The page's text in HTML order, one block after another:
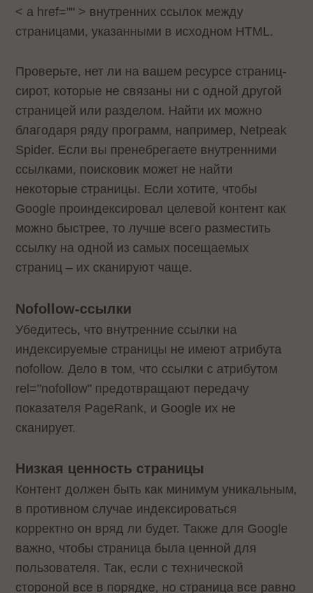
< a href="" > внутренних ссылок между
страницами, указaнными в исходном HTML.
Проверьте, нет ли на вашем ресурсе страниц-
сирот, которые не связаны ни с одной другой
страницей или разделом. Найти их можно
благодаря ряду программ, например, Netpeak
Spider. Если вы пренебрегаете внутренними
ссылками, поисковик может не найти
некоторые страницы. Если хотите, чтобы
Google проиндексировал целевой контент как
можно быстрее, то лучше всего разместить
ссылку на одной из самых посещаемых
страниц – их сканируют чаще.
Nofollow-ссылки
Убедитесь, что внутренние ссылки на
индексируемые страницы не имеют атрибута
nofollow. Дело в том, что ссылки с атрибутом
rel="nofollow" предотвращают передачу
показателя PageRank, и Google их не
сканирует.
Низкая ценность страницы
Контент должен быть как минимум уникальным,
в противном случае индексироваться
корректно он вряд ли будет. Также для Google
важно, чтобы страница была ценной для
пользователя. Так, если с технической
стороной все в порядке, но страница все равно